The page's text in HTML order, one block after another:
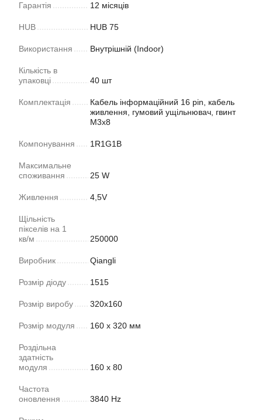
Гарантія 12 місяців
HUB HUB 75
Використання Внутрішній (Indoor)
Кількість в
упаковці
40 шт
Комплектація
Кабель інформаційний 16 pin, кабель
живлення, гумовий ущільнювач, гвинт
М3х8
Компонування 1R1G1B
Максимальне
споживання
25 W
Живлення 4,5V
Щільність
пікселів на 1
кв/м
250000
Виробник Qiangli
Розмір діоду 1515
Розмір виробу 320х160
Розмір модуля 160 х 320 мм
Роздільна
здатність
модуля
160 х 80
Частота
оновлення
3840 Hz